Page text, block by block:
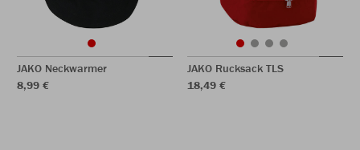
JAKO Neckwarmer
8,99 €
JAKO Rucksack TLS
18,49 €